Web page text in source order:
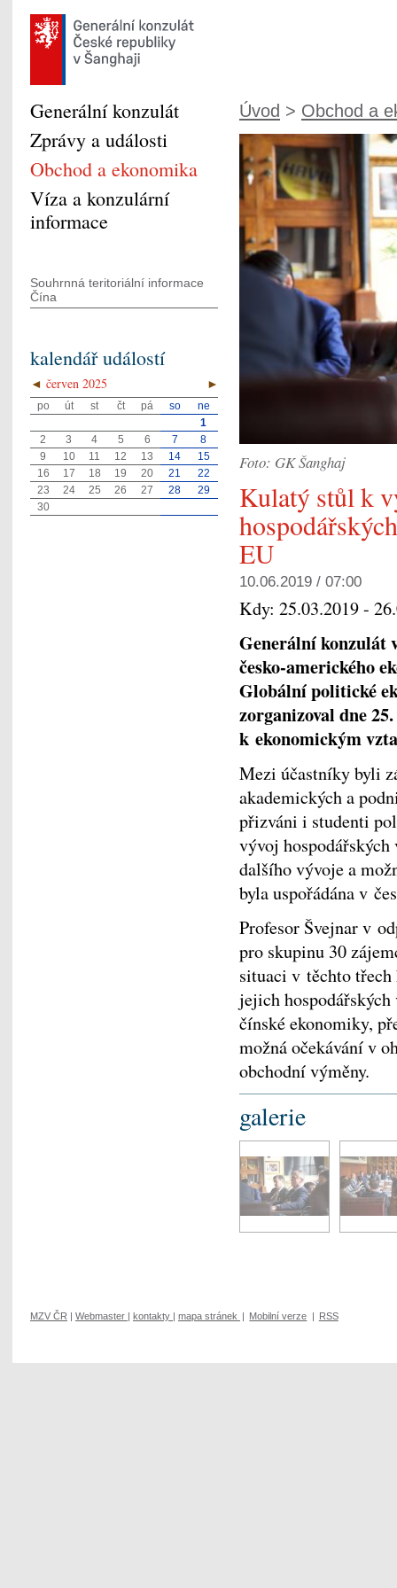
Úvod > Obchod a
Foto: GK Šanghaj
Kulatý stůl k
EU
10.06.2019 / 07:00
Kdy: 25.03.2019 -
Generální konzulát
česko-amerického
Globální politické
zorganizoval dne
k ekonomickým
Mezi účastníky byli
akademických a
přizváni i studenti
vývoj
dalšího vývoje a
byla uspořádána v
Profesor Švejnar v
pro skupinu 30
situaci v těchto
jejich
čínské ekonomiky,
možná očekávání v
obchodní výměny.
galerie
Generální konzulát
Zprávy a události
Obchod a ekonomika
Víza a konzulární
informace
Souhrnná teritoriální informace
Čína
kalendář událostí
◄ ►
červen 2025
po út st čt pá so
ne
1
2
3 4 5 6 7
8
9
10 11 12 13 14
15
16
17 18 19 20 21
22
23
24 25 26 27 28
29
30
MZV ČR Webmaster kontakty mapa stránek Mobilní verze RSS